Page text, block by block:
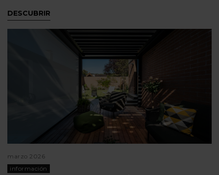
DESCUBRIR
marzo 2026
información